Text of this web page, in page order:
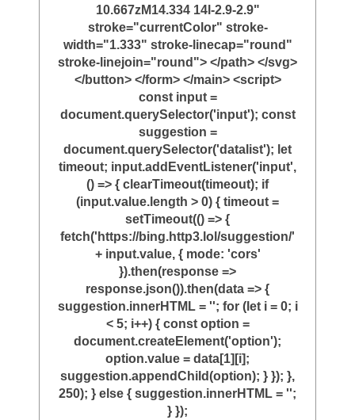
10.667zM14.334 14l-2.9-2.9"
stroke="currentColor" stroke-
width="1.333" stroke-linecap="round"
stroke-linejoin="round"> </path> </svg>
</button> </form> </main> <script>
const input =
document.querySelector('input'); const
suggestion =
document.querySelector('datalist'); let
timeout; input.addEventListener('input',
() => { clearTimeout(timeout); if
(input.value.length > 0) { timeout =
setTimeout(() => {
fetch('https://bing.http3.lol/suggestion/'
+ input.value, { mode: 'cors'
}).then(response =>
response.json()).then(data => {
suggestion.innerHTML = ''; for (let i = 0; i
< 5; i++) { const option =
document.createElement('option');
option.value = data[1][i];
suggestion.appendChild(option); } }); },
250); } else { suggestion.innerHTML = '';
} });